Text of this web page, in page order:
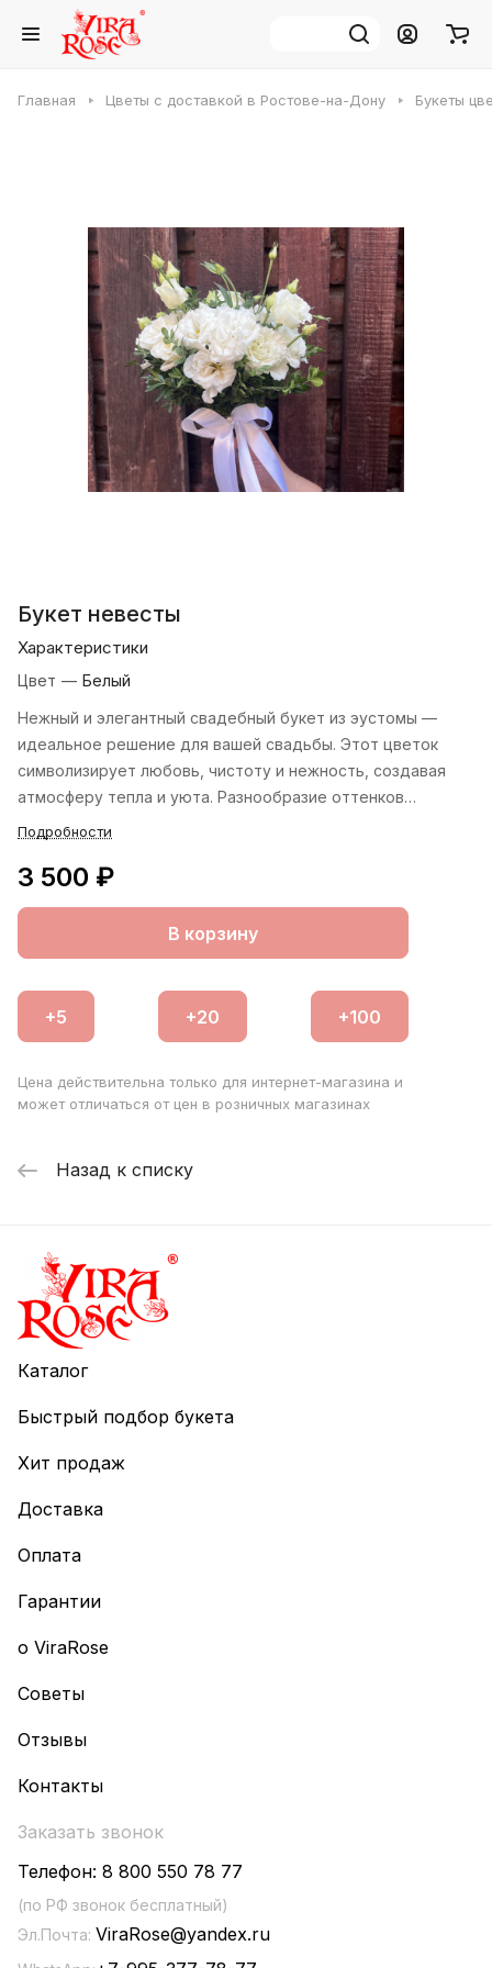
Главная Цветы с доставкой в Ростове-на-Дону Букеты
Букет невесты
Характеристики
Цвет — Белый
Нежный и элегантный свадебный букет из эустомы —
идеальное решение для вашей свадьбы. Этот цветок
символизирует любовь, чистоту и нежность, создавая
атмосферу тепла и уюта. Разнообразие оттенков
эустомы позволяет подобрать идеальный вариант для
фиолетового и нежно-розового.Монобукет из
однотонных эустом выглядит стильно и современно, а
сочетание эустомы с другими цветами, такими как
кустовые розы, фрезии или альстромерии, добавляет
воздушные бутоны эустомы прекрасно смотрятся
самостоятельно или в каскадных и бидермейерных
невесты.Свадебный букет из эустомы станет прекрасным
дополнением к образу невесты, отражая её
Подробности
3 500 ₽
В корзину
Цена действительна только для интернет-магазина и
может отличаться от цен в розничных магазинах
Назад к списку
Каталог
Быстрый подбор букета
Хит продаж
Доставка
Оплата
Гарантии
о ViraRose
Советы
Отзывы
Контакты
Заказать звонок
Телефон: 8 800 550 78 77
(по РФ звонок бесплатный)
Эл.Почта: ViraRose@yandex.ru